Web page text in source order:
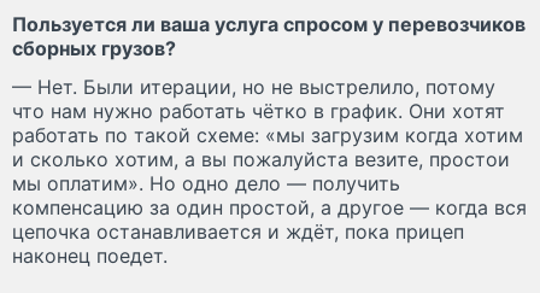
Пользуется ли ваша услуга спросом у перевозчиков
сборных грузов?
— Нет. Были итерации, но не выстрелило, потому
что нам нужно работать чётко в график. Они хотят
работать по такой схеме: «мы загрузим когда хотим
и сколько хотим, а вы пожалуйста везите, простои
мы оплатим». Но одно дело — получить
компенсацию за один простой, а другое — когда вся
цепочка останавливается и ждёт, пока прицеп
наконец поедет.